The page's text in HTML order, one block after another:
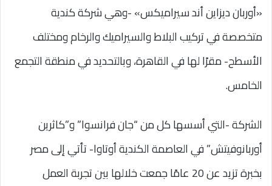
«أوربان ديزاين أند سيراميكس» -وهي شركة كندية
متخصصة في تركيب البلاط والسيراميك والرخام ومختلف
الأسطح- مقرًا لها في القاهرة، وبالتحديد في منطقة التجمع
الخامس.
الشركة -التي أسسها كل من “جان فرانسوا” و”كاثرين
أوربانوفيتش” في العاصمة الكندية أوتاوا- تأتي إلى مصر
بخبرة تزيد عن 20 عامًا جمعت خلالها بين تجربة العمل